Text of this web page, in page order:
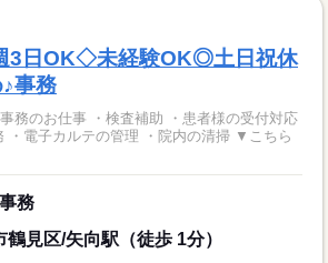
3日OK◇未経験OK◎土日祝休
事務
助 ・患者様の受付対応
子カルテの管理 ・院内の清掃 ▼こちら
務
見区/矢向駅（徒歩 1分）